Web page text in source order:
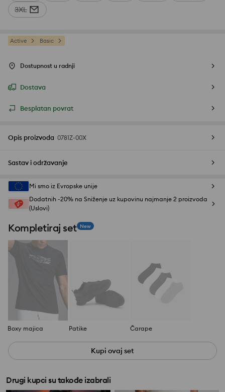
3XL
Active Basic
Dostupnost u radnji
Dostava
Besplatan povrat
Opis proizvoda 0781Z-00X
Sastav i održavanje
Mi smo iz Evropske unije
Dodatnih -20% na Sniženje uz kupovinu najmanje 2 proizvoda
(Uslovi)
Kompletiraj set New
Boxy majica Patike Čarape
Kupi ovaj set
Drugi kupci su takođe izabrali